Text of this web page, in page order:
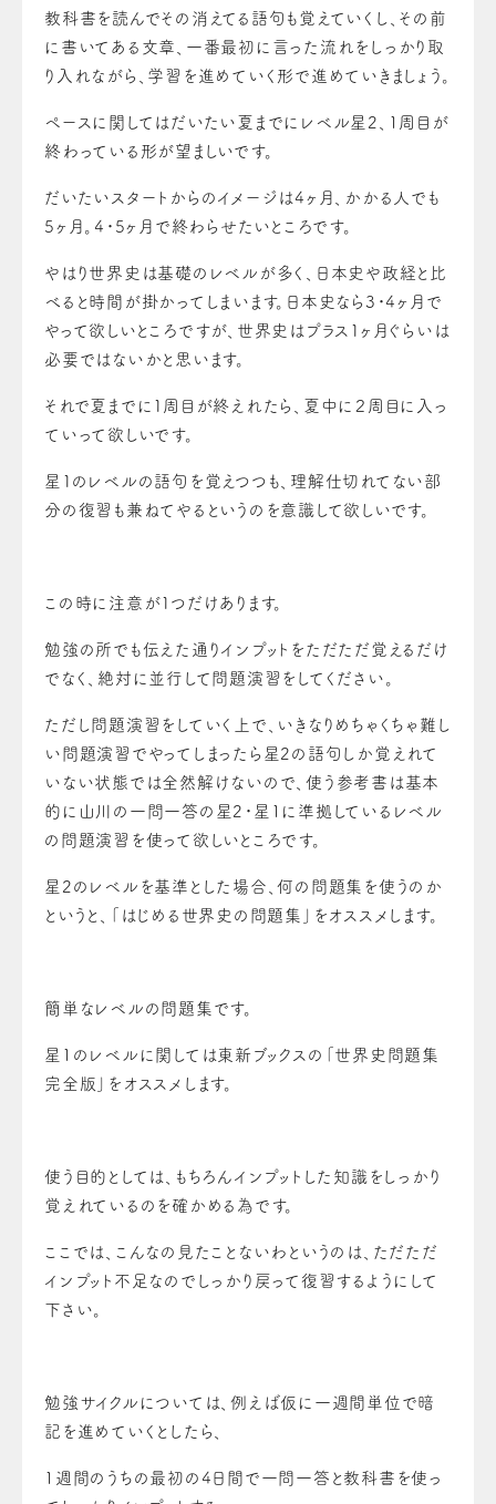
教科書を読んでその消えてる語句も覚えていくし、その前
に書いてある文章、一番最初に言った流れをしっかり取
り入れながら、学習を進めていく形で進めていきましょう。
ペースに関してはだいたい夏までにレベル星2、1周目が
終わっている形が望ましいです。
だいたいスタートからのイメージは4ヶ月、かかる人でも
5ヶ月。4・5ヶ月で終わらせたいところです。
やはり世界史は基礎のレベルが多く、日本史や政経と比
べると時間が掛かってしまいます。日本史なら3・4ヶ月で
やって欲しいところですが、世界史はプラス１ヶ月ぐらいは
必要ではないかと思います。
それで夏までに１周目が終えれたら、夏中に２周目に入っ
ていって欲しいです。
星１のレベルの語句を覚えつつも、理解仕切れてない部
分の復習も兼ねてやるというのを意識して欲しいです。
この時に注意が１つだけあります。
勉強の所でも伝えた通りインプットをただただ覚えるだけ
でなく、絶対に並行して問題演習をしてください。
ただし問題演習をしていく上で、いきなりめちゃくちゃ難し
い問題演習でやってしまったら星2の語句しか覚えれて
いない状態では全然解けないので、使う参考書は基本
的に山川の一問一答の星2・星1に準拠しているレベル
の問題演習を使って欲しいところです。
星2のレベルを基準とした場合、何の問題集を使うのか
というと、「はじめる世界史の問題集」をオススメします。
簡単なレベルの問題集です。
星1のレベルに関しては東新ブックスの「世界史問題集
完全版」をオススメします。
使う目的としては、もちろんインプットした知識をしっかり
覚えれているのを確かめる為です。
ここでは、こんなの見たことないわというのは、ただただ
インプット不足なのでしっかり戻って復習するようにして
下さい。
勉強サイクルについては、例えば仮に一週間単位で暗
記を進めていくとしたら、
1週間のうちの最初の4日間で一問一答と教科書を使っ